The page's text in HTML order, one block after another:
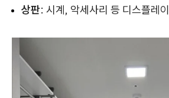
상판: 시계, 악세사리 등 디스플레이